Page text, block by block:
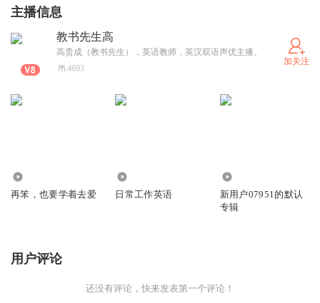
主播信息
教书先生高
高贵成（教书先生），英语教师，英汉双语声优主播。
4693
加关注
再笨，也要学着去爱 日常工作英语
新用户07951的默认
专辑
用户评论
还没有评论，快来发表第一个评论！